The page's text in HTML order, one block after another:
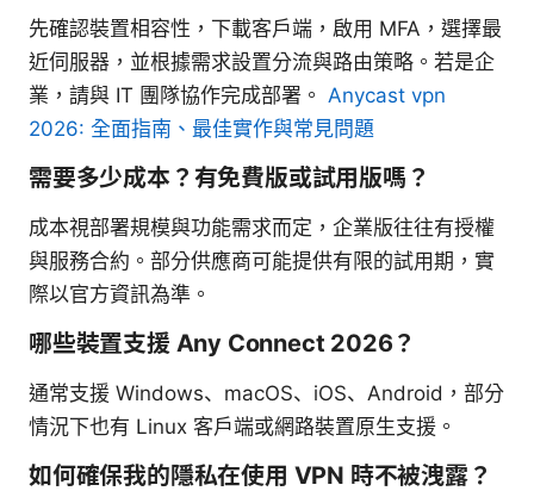
先確認裝置相容性，下載客戶端，啟用 MFA，選擇最
近伺服器，並根據需求設置分流與路由策略。若是企
業，請與 IT 團隊協作完成部署。 Anycast vpn
2026: 全面指南、最佳實作與常見問題
需要多少成本？有免費版或試用版嗎？
成本視部署規模與功能需求而定，企業版往往有授權
與服務合約。部分供應商可能提供有限的試用期，實
際以官方資訊為準。
哪些裝置支援 Any Connect 2026？
通常支援 Windows、macOS、iOS、Android，部分
情況下也有 Linux 客戶端或網路裝置原生支援。
如何確保我的隱私在使用 VPN 時不被洩露？